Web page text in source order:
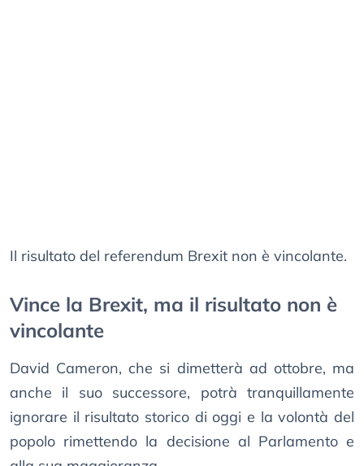
Il risultato del referendum Brexit non è vincolante.
Vince la Brexit, ma il risultato non è
vincolante
David Cameron, che si dimetterà ad ottobre, ma
anche il suo successore, potrà tranquillamente
ignorare il risultato storico di oggi e la volontà del
popolo rimettendo la decisione al Parlamento e